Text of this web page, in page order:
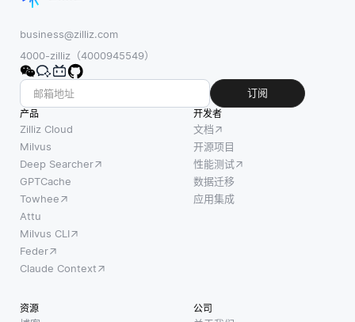
鸟群或
蚁群，
来实现
这一
点。在
这些系
统中，
个体单
位或代
理基于
规则和
局部信
息进行
时间序
息的重
能集成到其
应用程序中
如，视觉AI
可
business@zilliz.com
4000-zilliz（4000945549）
订阅
产品
Zilliz Cloud
Milvus
Deep Searcher
GPTCache
Towhee
Attu
Milvus CLI
Feder
Claude Context
开发者
文档
开源项目
性能测试
数据迁移
应用集成
资源 公司